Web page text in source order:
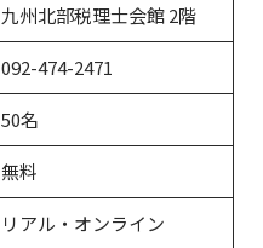
九州北部税理士会館 2階
092-474-2471
50名
無料
リアル・オンライン